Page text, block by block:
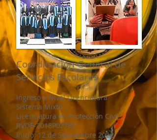
Coordinación General de
Servicios Escolares
Ingreso a Nivel Licenciatura
Sistema Mixto
Licenciatura en Protección Civil
RVOE-2018P02788
Inicio: 12 de Septiembre 2022